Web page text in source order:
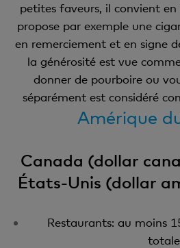
petites faveurs, il convient
propose par exemple une
en remerciement et en signe
la générosité est vue
donner de pourboire ou
séparément est considéré
Amérique
Canada (dollar
États-Unis (dollar
Restaurants: au moins
totale